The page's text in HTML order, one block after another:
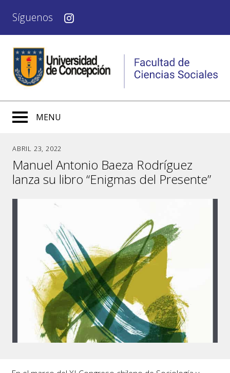
Síguenos
MENU
ABRIL 23, 2022
Manuel Antonio Baeza Rodríguez
lanza su libro “Enigmas del Presente”